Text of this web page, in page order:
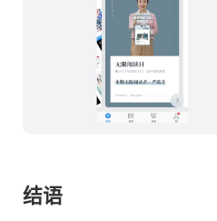
结语